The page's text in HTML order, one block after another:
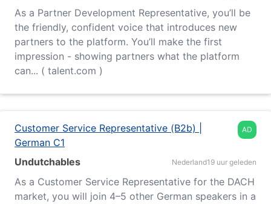
As a Partner Development Representative, you’ll be
the friendly, confident voice that introduces new
partners to the platform. You’ll make the first
impression - showing partners what the platform
can... ( talent.com )
AD
Customer Service Representative (B2b) |
German C1
Undutchables
Nederland19 uur geleden
As a Customer Service Representative for the DACH
market, you will join 4–5 other German speakers in a